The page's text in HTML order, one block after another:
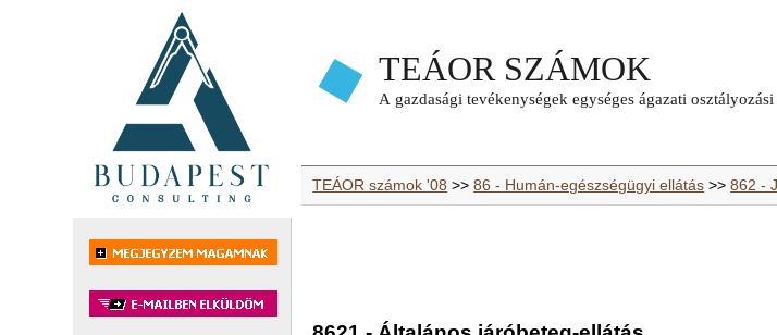
TEÁOR számok '08 >>86 - Humán-egészségügyi ellátás >>862 -